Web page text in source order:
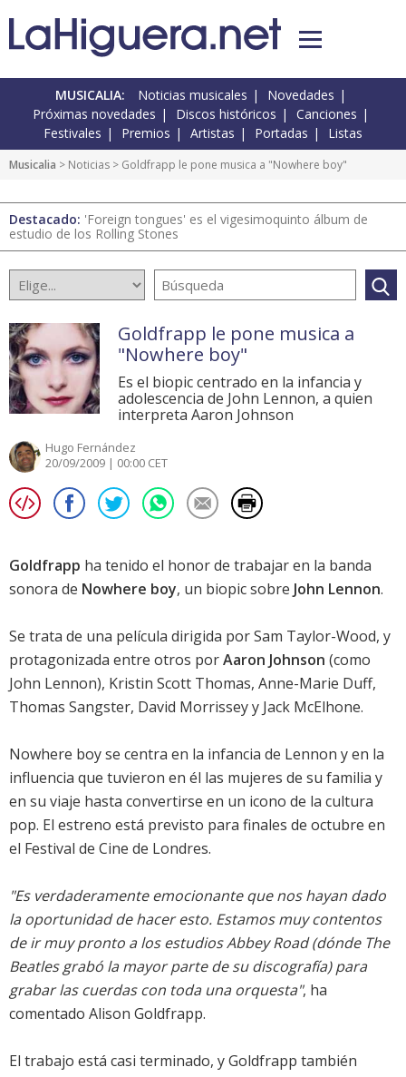
MUSICALIA: Noticias musicales
Novedades
Próximas novedades
Discos históricos
Canciones
Festivales
Premios Artistas Portadas Listas
Musicalia > Noticias > Goldfrapp le pone musica a "Nowhere boy"
Destacado: 'Foreign tongues' es el vigesimoquinto álbum de
estudio de los Rolling Stones
Goldfrapp le pone musica a
"Nowhere boy"
Es el biopic centrado en la infancia y
adolescencia de John Lennon, a quien
interpreta Aaron Johnson
Hugo Fernández
20/09/2009 | 00:00 CET
Goldfrapp ha tenido el honor de trabajar en la banda
sonora de Nowhere boy, un biopic sobre John Lennon.
Se trata de una película dirigida por Sam Taylor-Wood, y
protagonizada entre otros porAaron Johnson (como
John Lennon), Kristin Scott Thomas, Anne-Marie Duff,
Thomas Sangster, David Morrisseyy Jack McElhone.
Nowhere boyse centra en la infancia de Lennon y en la
influencia que tuvieron en él las mujeres de su familia y
en su viaje hasta convertirse en un icono de la cultura
pop. El estreno está previsto para finales de octubre en
el Festival de Cine de Londres.
"Es verdaderamente emocionante que nos hayan dado
la oportunidad de hacer esto. Estamos muy contentos
de ir muy pronto a los estudios Abbey Road (dónde The
Beatles grabó la mayor parte de su discografía) para
grabar las cuerdas con toda una orquesta", ha
comentado Alison Goldfrapp.
El trabajo está casi terminado, y Goldfrapp también